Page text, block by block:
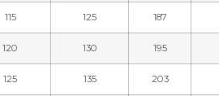
115 125 187
120 130 195
125 135 203